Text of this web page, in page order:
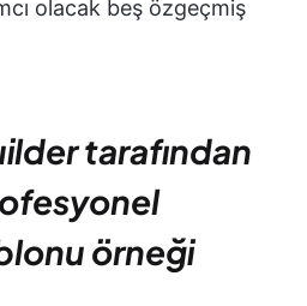
olacak beş özgeçmiş
tarafından
örneği